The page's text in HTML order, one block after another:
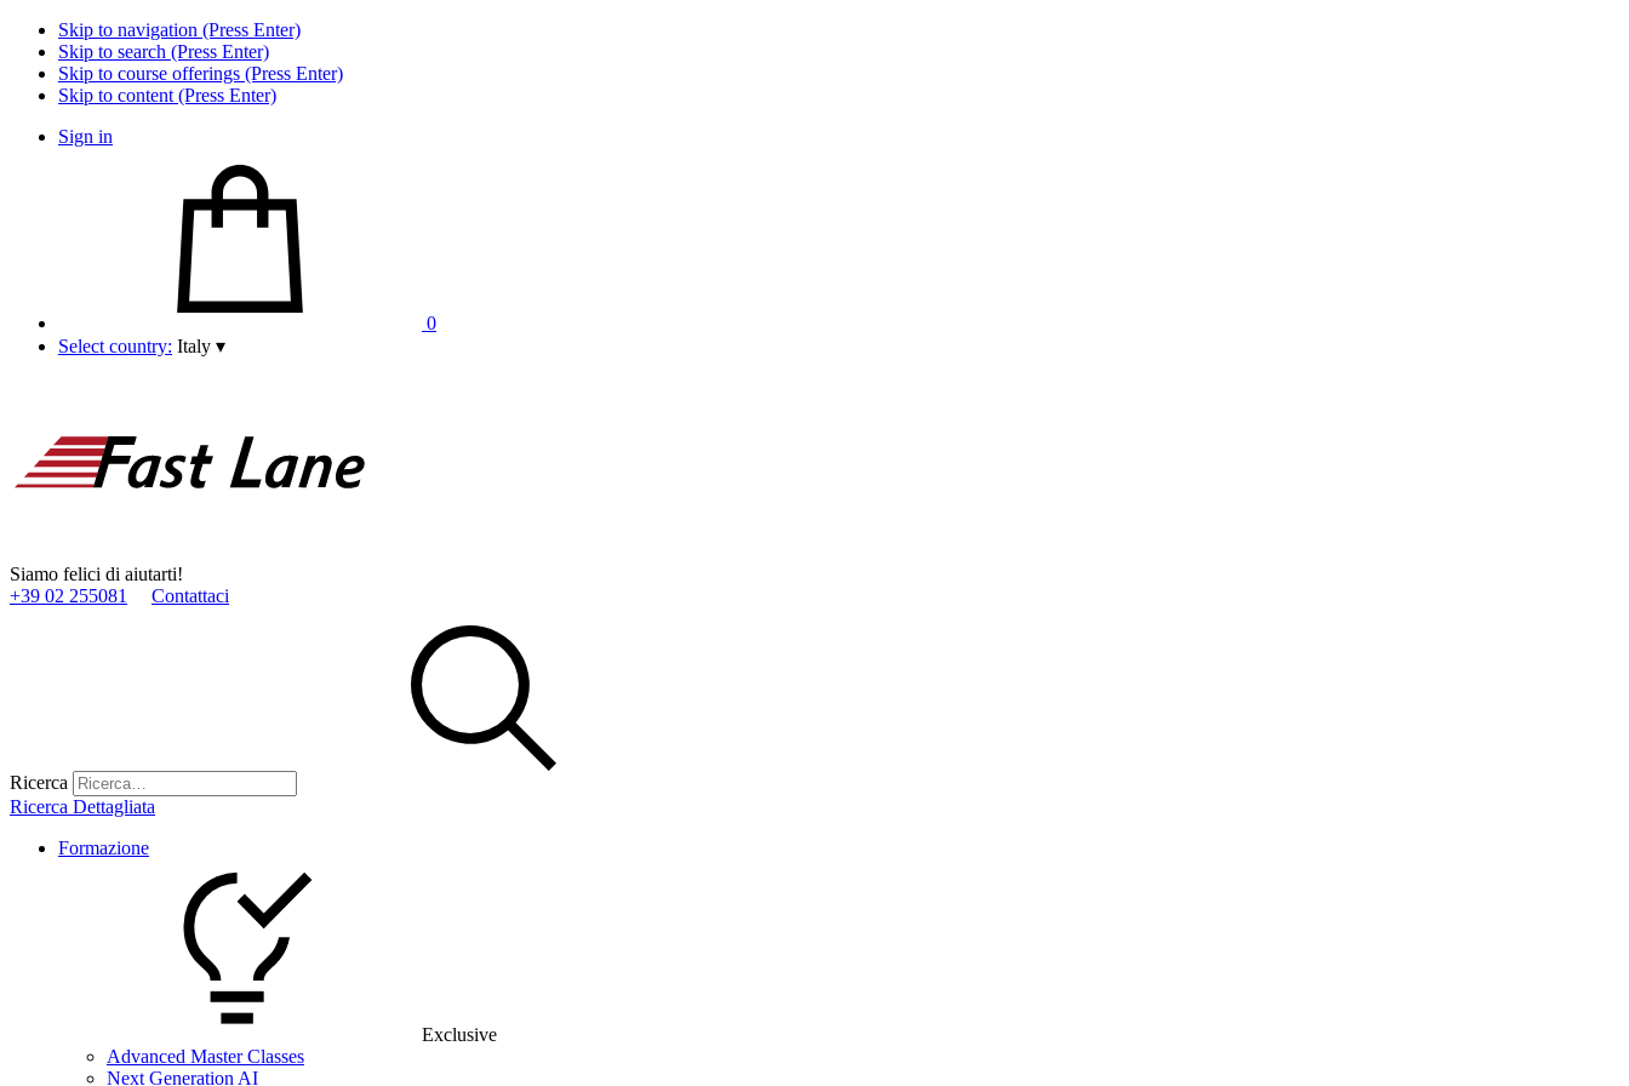
Skip to navigation (Press Enter)
Skip to search (Press Enter)
Skip to course offerings (Press Enter)
Skip to content (Press Enter)
Sign in
0
Select country: Italy ▾
Siamo felici di aiutarti!
+39 02 255081
Contattaci
Ricerca
Ricerca Dettagliata
Formazione
Exclusive
Advanced Master Classes
Next Generation AI